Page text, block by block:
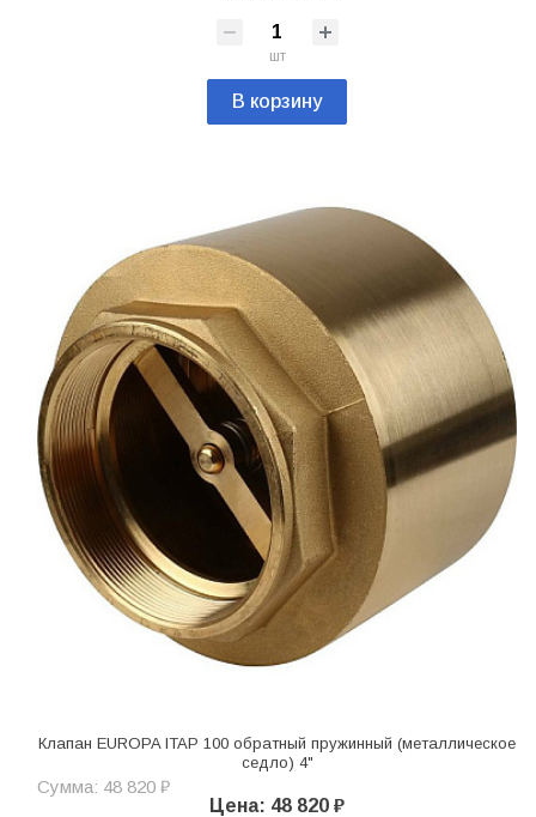
шт
В корзину
Клапан EUROPA ITAP 100 обратный пружинный (металлическое
седло) 4"
Сумма: 48 820 ₽
Цена: 48 820 ₽